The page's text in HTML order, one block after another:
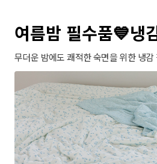
여름밤 필수품💙냉
무더운 밤에도 쾌적한 숙면을 위한 냉감